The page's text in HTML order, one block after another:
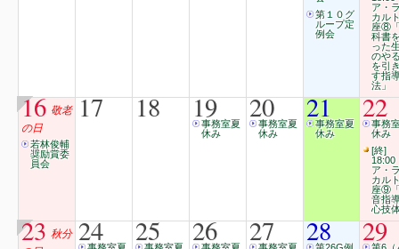
第１０グ
ループ定
例会
ア・
カル
座⑧
科書
った
のや
を引
す指
法」
16 敬老
の日
若林俊輔
奨励賞委
員会
17 18 19
事務室夏
休み
20
事務室夏
休み
21
事務室夏
休み
22
事務
休み
[終]
18:00
ア・
カル
座⑨
音指
心技
23 秋分 24 25 26 27 28 29